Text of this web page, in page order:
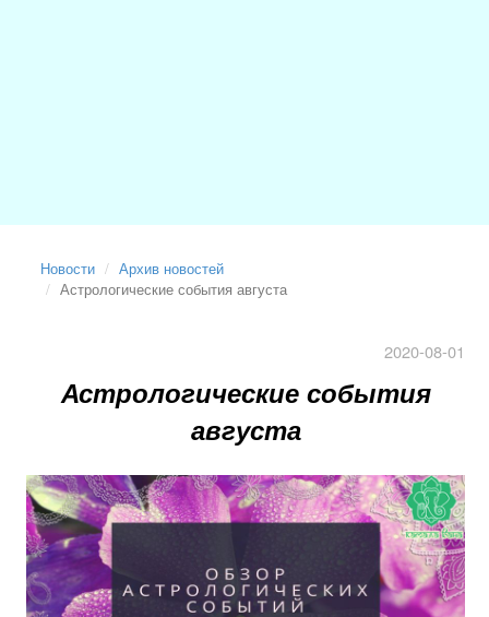
Новости
Архив новостей
Астрологические события августа
2020-08-01
Астрологические события
августа